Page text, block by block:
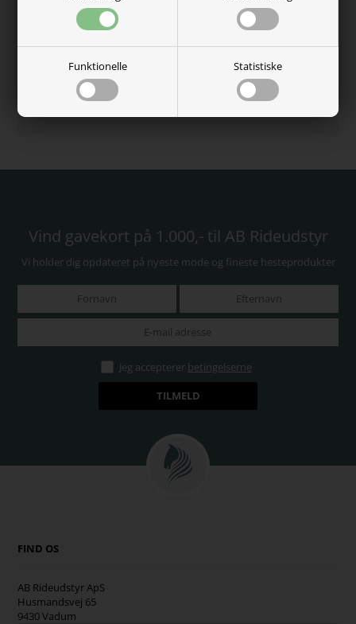
Funktionelle Statistiske
Kundeservice - 60485584
Vind gavekort på 1.000,- til AB Rideudstyr
Vi holder dig opdateret på nyeste mode og fineste hesteprodukter
Jeg accepterer betingelserne
FIND OS
AB Rideudstyr ApS
Husmandsvej 65
9430 Vadum